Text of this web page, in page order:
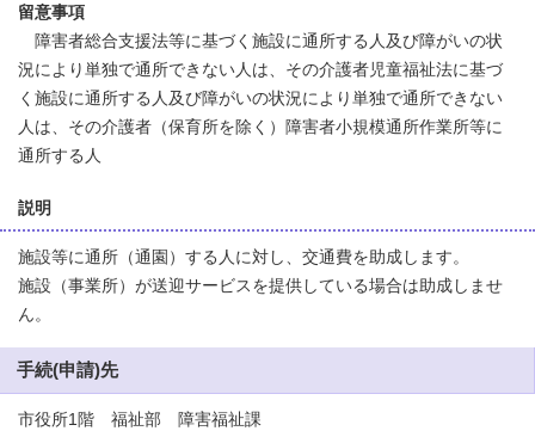
留意事項
障害者総合支援法等に基づく施設に通所する人及び障がいの状
況により単独で通所できない人は、その介護者児童福祉法に基づ
く施設に通所する人及び障がいの状況により単独で通所できない
人は、その介護者（保育所を除く）障害者小規模通所作業所等に
通所する人
説明
施設等に通所（通園）する人に対し、交通費を助成します。
施設（事業所）が送迎サービスを提供している場合は助成しませ
ん。
手続(申請)先
市役所1階 福祉部 障害福祉課